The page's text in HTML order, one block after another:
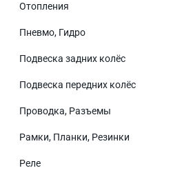
Отопления
Пневмо, Гидро
Подвеска задних колёс
Подвеска передних колёс
Проводка, Разъемы
Рамки, Планки, Резинки
Реле